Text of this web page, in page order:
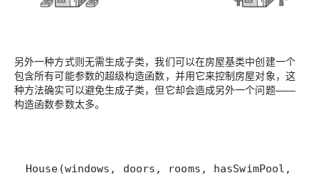
另外一种方式则无需生成子类，我们可以在房屋基类中创建一个
包含所有可能参数的超级构造函数，并用它来控制房屋对象，这
种方法确实可以避免生成子类，但它却会造成另外一个问题——
构造函数参数太多。